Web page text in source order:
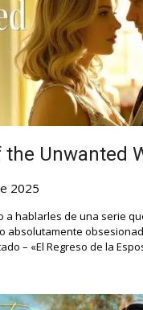
the Unwanted
2025
a hablarles de una serie
absolutamente
– «El Regreso de la